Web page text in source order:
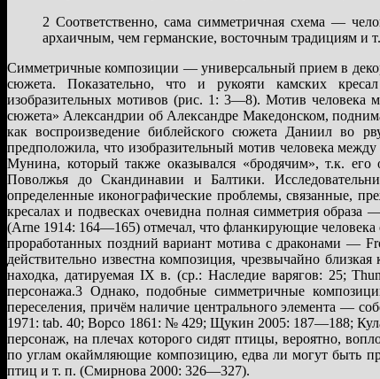
2 Соответственно, сама симметричная схема —
архаичным, чем германские, восточным традициям и
Симметричные композиции — универсальный прием в
сюжета. Показательно, что и рукояти камских
изобразительных мотивов (рис. 1: 3—8). Мотив человека
сюжета» Александрии об Александре Македонском,
как воспроизведение библейского сюжета Даниил
предположила, что изобразительный мотив человека
Мунина, который также оказывался «бродячим», т.к. его
Поволжья до Скандинавии и Балтики.
определенные иконографические проблемы, связанные,
кресалах и подвесках очевидна полная симметрия
(Arne 1914: 164—165) отмечал, что фланкирующие человека
проработанных поздний вариант мотива с драконами —
действительно известна композиция, чрезвычайно
находка, датируемая IX в. (ср.: Наследие варягов: 25;
персонажа.3 Однако, подобные симметричные
переселения, причём наличие центрального элемента —
1971: tab. 40; Ворсо 1861: № 429; Щукин 2005: 187—188;
персонаж, на плечах которого сидят птицы, вероятно,
по углам окаймляющие композицию, едва ли могут быть
птиц и т. п. (Смирнова 2000: 326—327).